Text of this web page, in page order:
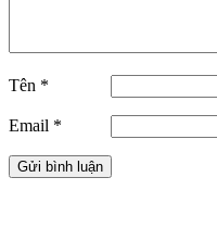
Tên *
Email *